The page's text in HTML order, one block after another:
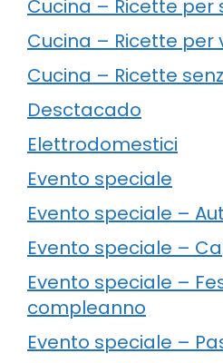
Cucina – Ricette per
Cucina – Ricette per
Cucina – Ricette
Desctacado
Elettrodomestici
Evento speciale
Evento speciale –
Evento speciale –
Evento speciale –
compleanno
Evento speciale –